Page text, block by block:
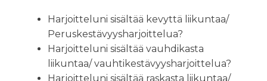
Harjoitteluni sisältää kevyttä liikuntaa/
Peruskestävyysharjoittelua?
Harjoitteluni sisältää vauhdikasta
liikuntaa/ vauhtikestävyysharjoittelua?
Harjoitteluni sisältää raskasta liikuntaa/